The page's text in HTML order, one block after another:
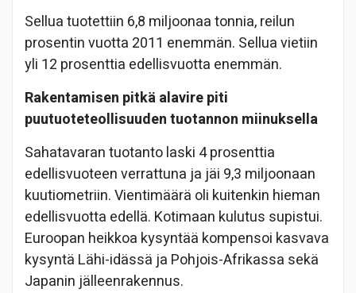
Sellua tuotettiin 6,8 miljoonaa tonnia, reilun
prosentin vuotta 2011 enemmän. Sellua vietiin
yli 12 prosenttia edellisvuotta enemmän.
Rakentamisen pitkä alavire piti
puutuoteteollisuuden tuotannon miinuksella
Sahatavaran tuotanto laski 4 prosenttia
edellisvuoteen verrattuna ja jäi 9,3 miljoonaan
kuutiometriin. Vientimäärä oli kuitenkin hieman
edellisvuotta edellä. Kotimaan kulutus supistui.
Euroopan heikkoa kysyntää kompensoi kasvava
kysyntä Lähi-idässä ja Pohjois-Afrikassa sekä
Japanin jälleenrakennus.